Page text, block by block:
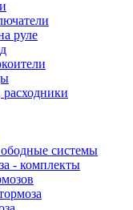
руле
системы
- комплекты